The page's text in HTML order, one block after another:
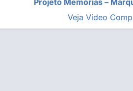
Projeto Memórias –
Veja Vídeo